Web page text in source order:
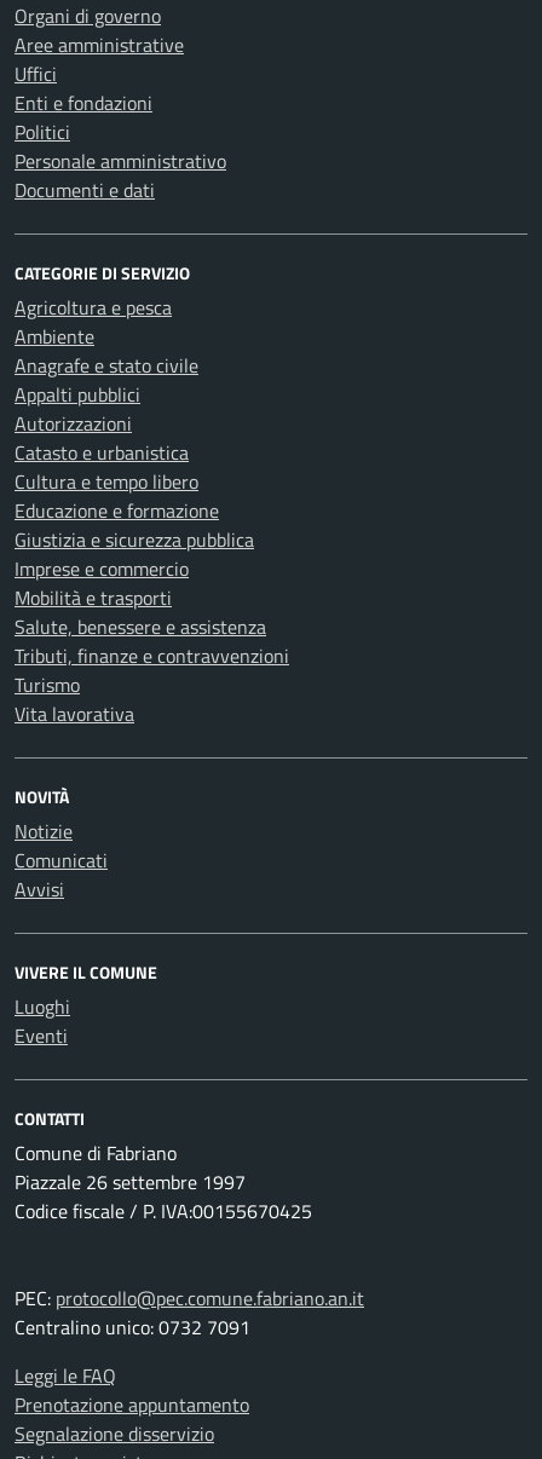
Organi di governo
Aree amministrative
Uffici
Enti e fondazioni
Politici
Personale amministrativo
Documenti e dati
CATEGORIE DI SERVIZIO
Agricoltura e pesca
Ambiente
Anagrafe e stato civile
Appalti pubblici
Autorizzazioni
Catasto e urbanistica
Cultura e tempo libero
Educazione e formazione
Giustizia e sicurezza pubblica
Imprese e commercio
Mobilità e trasporti
Salute, benessere e assistenza
Tributi, finanze e contravvenzioni
Turismo
Vita lavorativa
NOVITÀ
Notizie
Comunicati
Avvisi
VIVERE IL COMUNE
Luoghi
Eventi
CONTATTI
Comune di Fabriano
Piazzale 26 settembre 1997
Codice fiscale / P. IVA:00155670425
PEC: protocollo@pec.comune.fabriano.an.it
Centralino unico: 0732 7091
Leggi le FAQ
Prenotazione appuntamento
Segnalazione disservizio